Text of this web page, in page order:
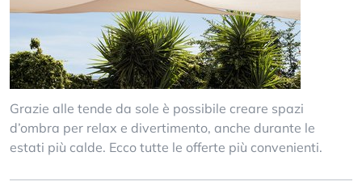
Grazie alle tende da sole è possibile creare spazi
d’ombra per relax e divertimento, anche durante le
estati più calde. Ecco tutte le offerte più convenienti.